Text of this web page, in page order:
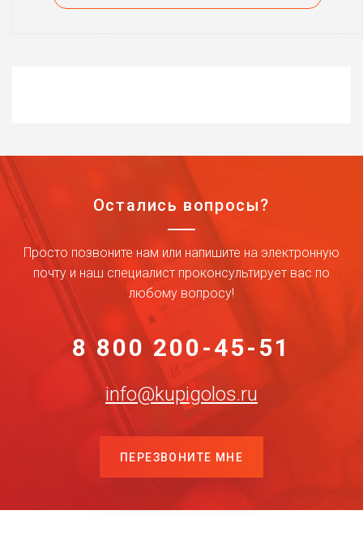
Остались вопросы?
Просто позвоните нам или напишите на электронную
почту и наш специалист проконсультирует вас по
любому вопросу!
8 800 200-45-51
info@kupigolos.ru
ПЕРЕЗВОНИТЕ МНЕ